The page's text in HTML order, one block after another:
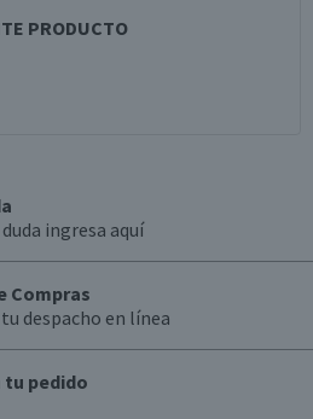
PRODUCTO
ingresa aquí
Compras
despacho en línea
tu pedido